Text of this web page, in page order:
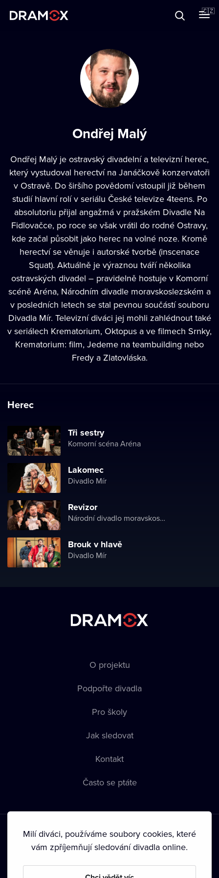
🇨🇿
Ondřej Malý
Ondřej Malý je ostravský divadelní a televizní herec,
který vystudoval herectví na Janáčkově konzervatoři
v Ostravě. Do širšího povědomí vstoupil již během
studií hlavní rolí v seriálu České televize 4teens. Po
absolutoriu přijal angažmá v pražském Divadle Na
Fidlovačce, po roce se však vrátil do rodné Ostravy,
kde začal působit jako herec na volné noze. Kromě
herectví se věnuje i autorské tvorbě (inscenace
Squat). Aktuálně je výraznou tváří několika
ostravských divadel – pravidelně hostuje v Komorní
scéně Aréna, Národním divadle moravskoslezském a
v posledních letech se stal pevnou součástí souboru
Divadla Mír. Televizní diváci jej mohli zahlédnout také
v seriálech Krematorium, Oktopus a ve filmech Srnky,
Krematorium: film, Jedeme na teambuilding nebo
Fredy a Zlatovláska.
Herec
Tři sestry
Komorní scéna Aréna
Lakomec
Divadlo Mír
Revizor
Národní divadlo moravskoslezské
Brouk v hlavě
Divadlo Mír
O projektu
Podpořte divadla
Pro školy
Jak sledovat
Kontakt
Často se ptáte
Podmínky používání • Ochrana soukromí • Zásady používání
Milí diváci, používáme soubory cookies, které
vám zpříjemňují sledování divadla online.